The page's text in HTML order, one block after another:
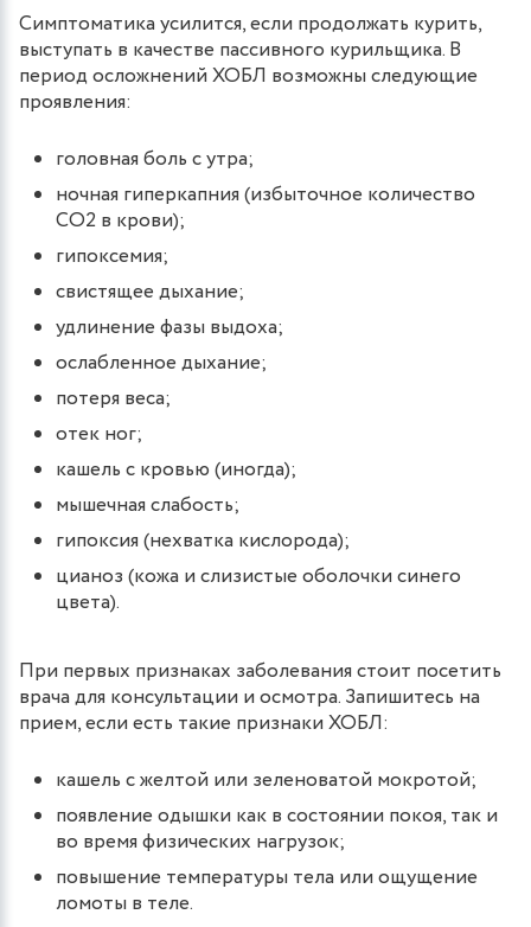
Симптоматика усилится, если продолжать курить,
выступать в качестве пассивного курильщика. В
период осложнений ХОБЛ возможны следующие
проявления:
головная боль с утра;
ночная гиперкапния (избыточное количество
СО2 в крови);
гипоксемия;
свистящее дыхание;
удлинение фазы выдоха;
ослабленное дыхание;
потеря веса;
отек ног;
кашель с кровью (иногда);
мышечная слабость;
гипоксия (нехватка кислорода);
цианоз (кожа и слизистые оболочки синего
цвета).
При первых признаках заболевания стоит посетить
врача для консультации и осмотра. Запишитесь на
прием, если есть такие признаки ХОБЛ:
кашель с желтой или зеленоватой мокротой;
появление одышки как в состоянии покоя, так и
во время физических нагрузок;
повышение температуры тела или ощущение
ломоты в теле.